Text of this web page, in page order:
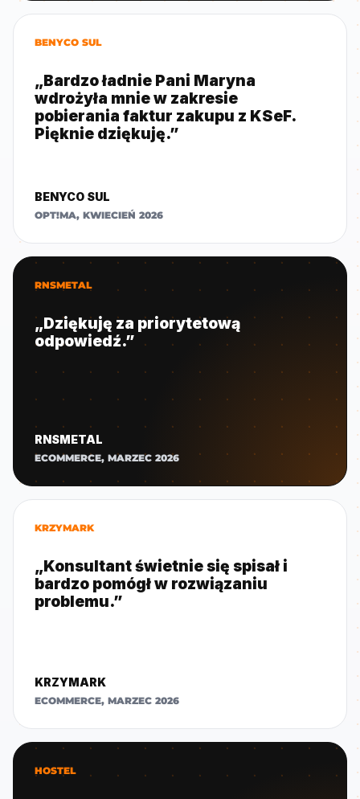
BENYCO SUL
„Bardzo ładnie Pani Maryna
wdrożyła mnie w zakresie
pobierania faktur zakupu z KSeF.
Pięknie dziękuję.”
BENYCO SUL
OPT!MA, KWIECIEŃ 2026
RNSMETAL
„Dziękuję za priorytetową
odpowiedź.”
RNSMETAL
ECOMMERCE, MARZEC 2026
KRZYMARK
„Konsultant świetnie się spisał i
bardzo pomógł w rozwiązaniu
problemu.”
KRZYMARK
ECOMMERCE, MARZEC 2026
HOSTEL